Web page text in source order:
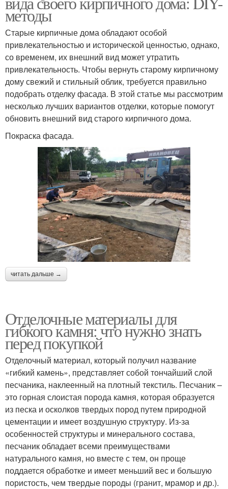
методы
Старые кирпичные дома обладают особой
привлекательностью и исторической ценностью, однако,
со временем, их внешний вид может утратить
привлекательность. Чтобы вернуть старому кирпичному
дому свежий и стильный облик, требуется правильно
подобрать отделку фасада. В этой статье мы рассмотрим
несколько лучших вариантов отделки, которые помогут
обновить внешний вид старого кирпичного дома.
Покраска фасада.
читать дальше →
Отделочные материалы для
гибкого камня: что нужно знать
перед покупкой
Отделочный материал, который получил название
«гибкий камень», представляет собой тончайший слой
песчаника, наклеенный на плотный текстиль. Песчаник –
это горная слоистая порода камня, которая образуется
из песка и осколков твердых пород путем природной
цементации и имеет воздушную структуру. Из-за
особенностей структуры и минерального состава,
песчаник обладает всеми преимуществами
натурального камня, но вместе с тем, он проще
поддается обработке и имеет меньший вес и большую
пористость, чем твердые породы (гранит, мрамор и др.).